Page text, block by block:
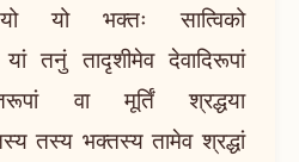
यो भक्तः सात्विको
तनुं तादृशीमेव देवादिरूपां
वा मूर्तिं श्रद्धया
तस्य तस्य भक्तस्य तामेव श्रद्धां